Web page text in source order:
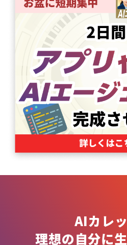
AIカレ
理想の自分に